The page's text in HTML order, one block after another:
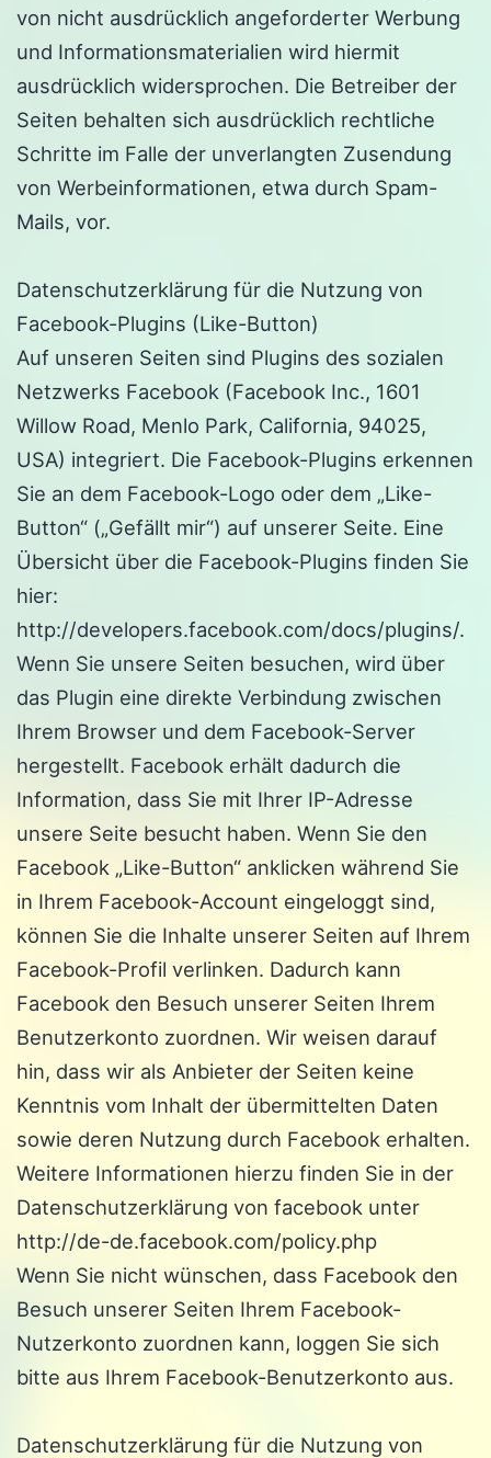
von nicht ausdrücklich angeforderter Werbung
und Informationsmaterialien wird hiermit
ausdrücklich widersprochen. Die Betreiber der
Seiten behalten sich ausdrücklich rechtliche
Schritte im Falle der unverlangten Zusendung
von Werbeinformationen, etwa durch Spam-
Mails, vor.
Datenschutzerklärung für die Nutzung von
Facebook-Plugins (Like-Button)
Auf unseren Seiten sind Plugins des sozialen
Netzwerks Facebook (Facebook Inc., 1601
Willow Road, Menlo Park, California, 94025,
USA) integriert. Die Facebook-Plugins erkennen
Sie an dem Facebook-Logo oder dem „Like-
Button“ („Gefällt mir“) auf unserer Seite. Eine
Übersicht über die Facebook-Plugins finden Sie
hier:
http://developers.facebook.com/docs/plugins/.
Wenn Sie unsere Seiten besuchen, wird über
das Plugin eine direkte Verbindung zwischen
Ihrem Browser und dem Facebook-Server
hergestellt. Facebook erhält dadurch die
Information, dass Sie mit Ihrer IP-Adresse
unsere Seite besucht haben. Wenn Sie den
Facebook „Like-Button“ anklicken während Sie
in Ihrem Facebook-Account eingeloggt sind,
können Sie die Inhalte unserer Seiten auf Ihrem
Facebook-Profil verlinken. Dadurch kann
Facebook den Besuch unserer Seiten Ihrem
Benutzerkonto zuordnen. Wir weisen darauf
hin, dass wir als Anbieter der Seiten keine
Kenntnis vom Inhalt der übermittelten Daten
sowie deren Nutzung durch Facebook erhalten.
Weitere Informationen hierzu finden Sie in der
Datenschutzerklärung von facebook unter
http://de-de.facebook.com/policy.php
Wenn Sie nicht wünschen, dass Facebook den
Besuch unserer Seiten Ihrem Facebook-
Nutzerkonto zuordnen kann, loggen Sie sich
bitte aus Ihrem Facebook-Benutzerkonto aus.
Datenschutzerklärung für die Nutzung von